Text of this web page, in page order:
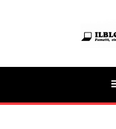
Il portalino di blog |